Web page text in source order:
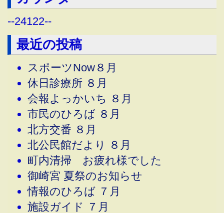
--24122--
最近の投稿
スポーツNow８月
休日診療所 ８月
会報よっかいち ８月
市民のひろば ８月
北方交番 ８月
北公民館だより ８月
町内清掃 お疲れ様でした
御崎宮 夏祭のお知らせ
情報のひろば ７月
施設ガイド ７月